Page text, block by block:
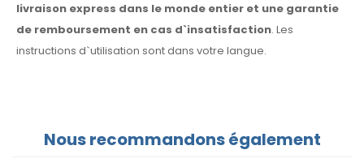
livraison express dans le monde entier et une garantie
de remboursement en cas d`insatisfaction. Les
instructions d`utilisation sont dans votre langue.
Nous recommandons également